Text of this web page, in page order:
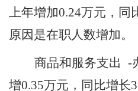
上年增加0.24万元，同
原因是在职人数增加。
商品和服务支出 -
增0.35万元，同比增长